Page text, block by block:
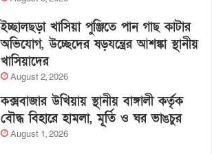
ইচ্ছালছড়া খাসিয়া পুঞ্জিতে পান গাছ কাটার
অভিযোগ, উচ্ছেদের ষড়যন্ত্রের আশঙ্কা স্থানীয়
খাসিয়াদের
August 2, 2026
কক্সবাজার উখিয়ায় স্থানীয় বাঙ্গালী কর্তৃক
বৌদ্ধ বিহারে হামলা, মূর্তি ও ঘর ভাঙচুর
August 1, 2026